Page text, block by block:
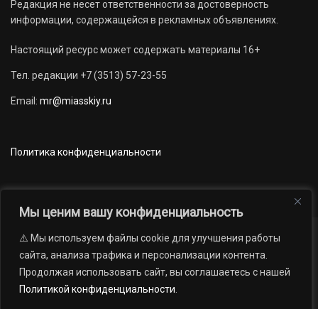
Мы ценим вашу конфиденциальность
⚠️ Мы используем файлы cookie для улучшения работы
сайта, анализа трафика и персонализации контента.
Продолжая использовать сайт, вы соглашаетесь с нашей
Политикой конфиденциальности
Редакция не несет ответственности за достоверность
информации, содержащейся в рекламных объявлениях.
Настоящий ресурс может содержать материалы 16+
Тел. редакции +7 (3513) 57-23-55
Email: mr@miasskiy.ru
Политика конфиденциальности
Новости Наши проекты
Официально
АРХИВ
16+
газеты «Миасский рабочий»; Областное государственное учреждение